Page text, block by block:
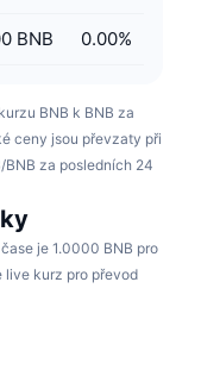
BNB 0.00%
BNB k BNB za
ceny jsou převzaty při
za posledních 24
je 1.0000 BNB pro
live kurz pro převod